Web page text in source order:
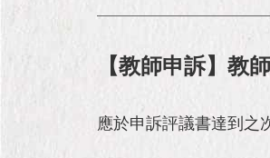
【教師申訴】教
應於申訴評議書達到之